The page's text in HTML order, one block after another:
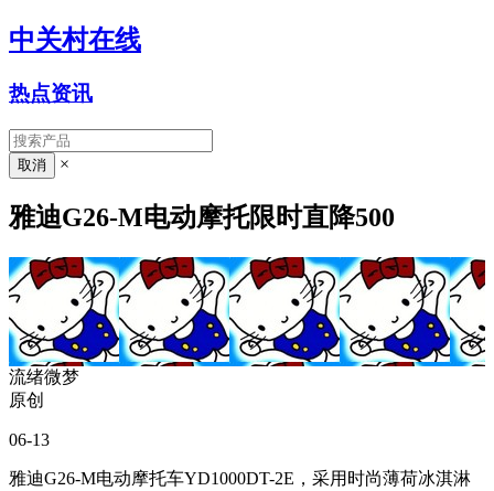
中关村在线
热点资讯
×
雅迪G26-M电动摩托限时直降500
流绪微梦
原创
06-13
雅迪G26-M电动摩托车YD1000DT-2E，采用时尚薄荷冰淇淋